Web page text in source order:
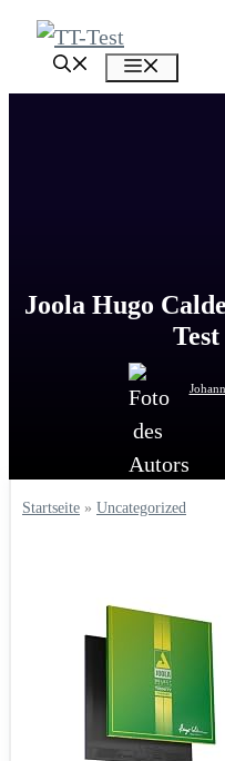
Zum
Inhalt
springen
Joola Hugo
Startseite » Uncategorized